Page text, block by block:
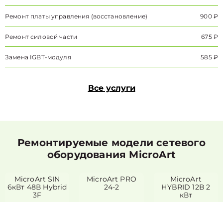
Ремонт платы управления (восстановление) 900 ₽
Ремонт силовой части 675 ₽
Замена IGBT-модуля 585 ₽
Все услуги
Ремонтируемые модели сетевого
оборудования MicroArt
MicroArt SIN
6кВт 48В Hybrid
3F
MicroArt PRO
24-2
MicroArt
HYBRID 12В 2
кВт